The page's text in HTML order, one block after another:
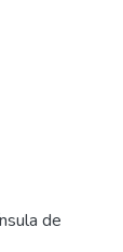
de